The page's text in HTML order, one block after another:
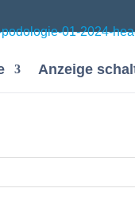
Anzeige